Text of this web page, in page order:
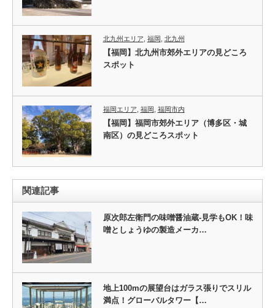
北九州エリア 福岡 北九州
【福岡】北九州市郊外エリアの見どころ
スポット
福岡エリア 福岡 福岡市内
【福岡】福岡市郊外エリア（博多区・城
南区）の見どころスポット
関連記事
原次郎左衛門の味噌醤油蔵-見学もOK！味
噌としょうゆの製造メーカ…
地上100mの展望台はガラス張りでスリル
満点！グローバルタワー【…